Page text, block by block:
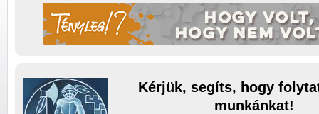
Kérjük, segíts, hogy
munkánkat!